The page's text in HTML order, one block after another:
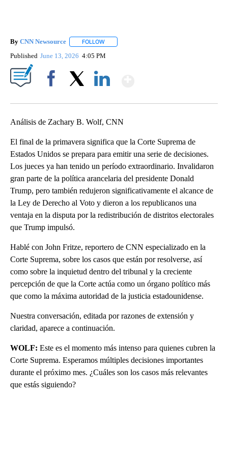
By CNN Newsource FOLLOW
Published June 13, 2026 4:05 PM
Análisis de Zachary B. Wolf, CNN
El final de la primavera significa que la Corte Suprema de
Estados Unidos se prepara para emitir una serie de decisiones.
Los jueces ya han tenido un período extraordinario. Invalidaron
gran parte de la política arancelaria del presidente Donald
Trump, pero también redujeron significativamente el alcance de
la Ley de Derecho al Voto y dieron a los republicanos una
ventaja en la disputa por la redistribución de distritos electorales
que Trump impulsó.
Hablé con John Fritze, reportero de CNN especializado en la
Corte Suprema, sobre los casos que están por resolverse, así
como sobre la inquietud dentro del tribunal y la creciente
percepción de que la Corte actúa como un órgano político más
que como la máxima autoridad de la justicia estadounidense.
Nuestra conversación, editada por razones de extensión y
claridad, aparece a continuación.
WOLF: Este es el momento más intenso para quienes cubren la
Corte Suprema. Esperamos múltiples decisiones importantes
durante el próximo mes. ¿Cuáles son los casos más relevantes
que estás siguiendo?